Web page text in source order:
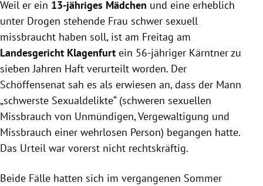
Sexualdelikte an einem 13-jährigen Mädchen und
einer Frau zu sieben Jahren Haft verurteilt, das Urteil
ist nicht rechtskräftig.
Der Angeklagte nahm das 13-jährige Mädchen für
zwei Tage mit in seine Wohnung, wo es zu den
Übergriffen kam, und seine DNA führte zu einem
zweiten Missbrauchsfall.
Der Schöffensenat sah keine Zweifel an der Schuld
des Mannes, der gezielt Frauen in Notsituationen
ausnutzte.
Weil er ein 13-jähriges Mädchen und eine erheblich
unter Drogen stehende Frau schwer sexuell
missbraucht haben soll, ist am Freitag am
Landesgericht Klagenfurt ein 56-jähriger Kärntner zu
sieben Jahren Haft verurteilt worden. Der
Schöffensenat sah es als erwiesen an, dass der Mann
„schwerste Sexualdelikte“ (schweren sexuellen
Missbrauch von Unmündigen, Vergewaltigung und
Missbrauch einer wehrlosen Person) begangen hatte.
Das Urteil war vorerst nicht rechtskräftig.
Beide Fälle hatten sich im vergangenen Sommer